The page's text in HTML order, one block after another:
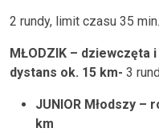
2 rundy, limit czasu 35 min.
MŁODZIK – dziewczęta
dystans ok. 15 km- 3
JUNIOR Młodszy –
km